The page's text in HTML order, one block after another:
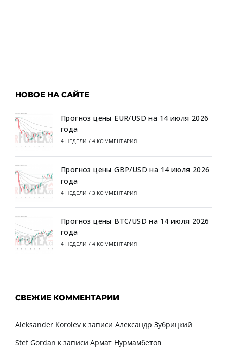
НОВОЕ НА САЙТЕ
Прогноз цены EUR/USD на 14 июля 2026
года
4 НЕДЕЛИ / 4 КОММЕНТАРИЯ
Прогноз цены GBP/USD на 14 июля 2026
года
4 НЕДЕЛИ / 3 КОММЕНТАРИЯ
Прогноз цены BTC/USD на 14 июля 2026
года
4 НЕДЕЛИ / 4 КОММЕНТАРИЯ
СВЕЖИЕ КОММЕНТАРИИ
Aleksander Korolev к записи Александр Зубрицкий
Stef Gordan к записи Армат Нурмамбетов